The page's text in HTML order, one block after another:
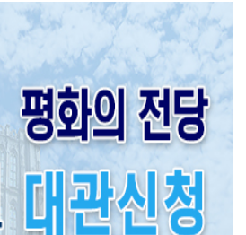
이후에도 대관을 취소할 수 있음. 자. 사전
수 이외의 음식물 반입을 금지하며, 건물
료는 경희대학교 명의 통장계좌로만 입금
. 타. 대관 승인 이후 타인에게 양도 또는 전
. 상기 일정은 교내일정에 따라 변동 가능
매 시스템에 따라 입장권 판매개시 전 회당
엔 링크(주)와 사전협의해
무관리처장
능(서류 미비 시 심사 대상에서 제외) 9. 유
취지 및 창학이념에 부합하는 공연을 승인
사는 대관 불가함. 다. 대관접수 이후 내부
를 선정함. 라. 대관 미승인에 따른 사전 임
청자의 책임임. 마. 경희대학교 교내 일정
변경할 수 있음. 바. 안전과 근로기준법 준
(중식, 석식 등)을 운영함. 사. 제출서류는
정보보호법 및 기밀누설방지협약을 준수
파기 처리 예정 아. 신청사항이 사실과
이후에도 대관을 취소할 수 있음. 자. 사전
수 이외의 음식물 반입을 금지하며, 건물
료는 경희대학교 명의 통장계좌로만 입금